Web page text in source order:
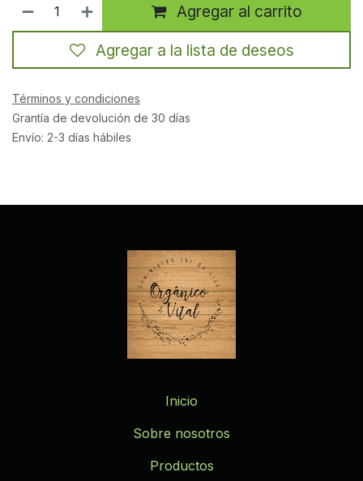
Agregar al carrito
Agregar a la lista de deseos
Términos y condiciones
Grantía de devolución de 30 días
Envío: 2-3 días hábiles
Inicio
Sobre nosotros
Productos